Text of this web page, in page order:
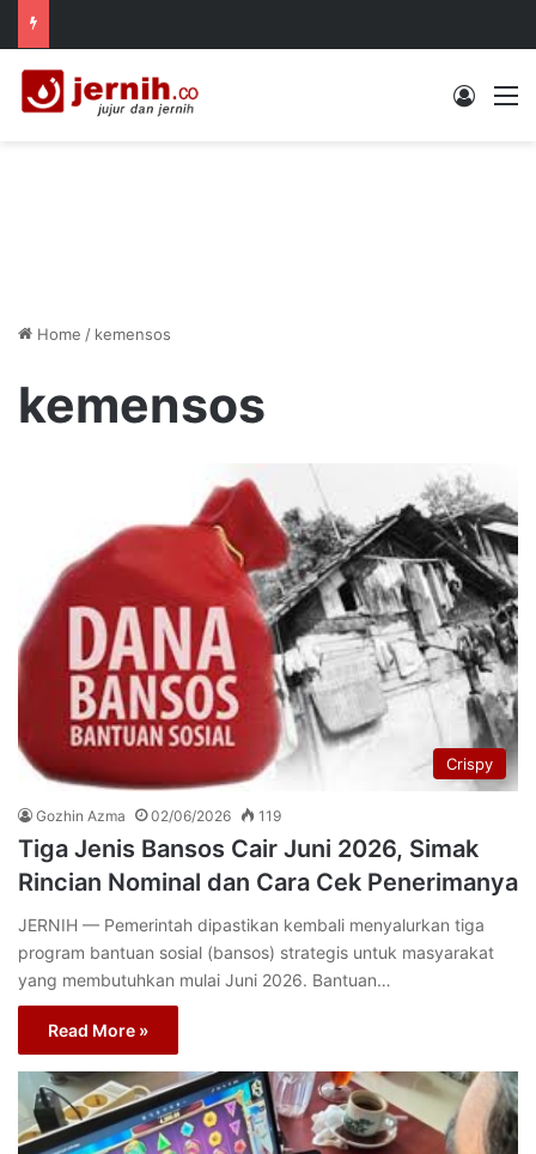
Log In
Home / kemensos
kemensos
Crispy
Gozhin Azma 02/06/2026 119
Tiga Jenis Bansos Cair Juni 2026, Simak
Rincian Nominal dan Cara Cek Penerimanya
JERNIH — Pemerintah dipastikan kembali menyalurkan tiga
program bantuan sosial (bansos) strategis untuk masyarakat
yang membutuhkan mulai Juni 2026. Bantuan…
Read More »